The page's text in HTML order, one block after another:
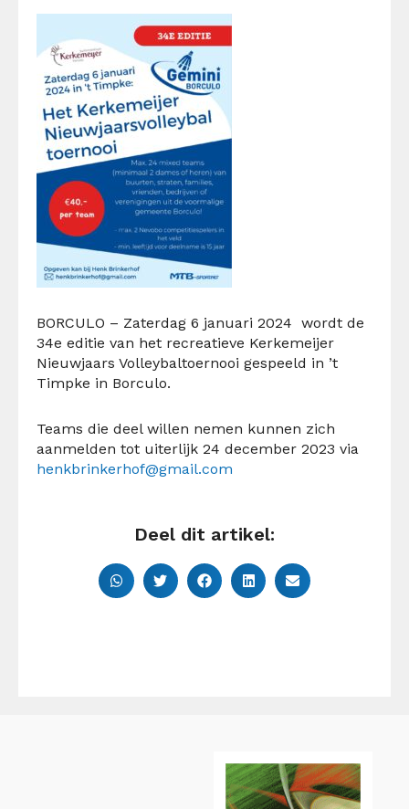
BORCULO – Zaterdag 6 januari 2024 wordt de
34e editie van het recreatieve Kerkemeijer
Nieuwjaars Volleybaltoernooi gespeeld in ’t
Timpke in Borculo.
Teams die deel willen nemen kunnen zich
aanmelden tot uiterlijk 24 december 2023 via
henkbrinkerhof@gmail.com
Deel dit artikel: